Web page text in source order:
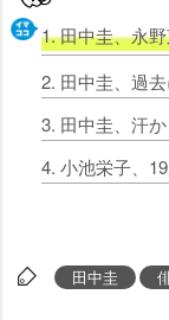
1. 田中圭、永
田中圭